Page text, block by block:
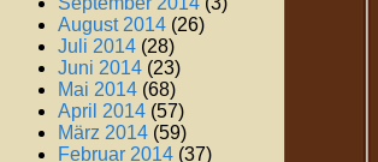
August 2014 (26)
Juli 2014 (28)
Juni 2014 (23)
Mai 2014 (68)
April 2014 (57)
März 2014 (59)
Februar 2014 (37)